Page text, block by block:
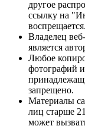
другое
ссылку на
воспрещается.
Владелец
является
Любое
фотографий
запрещено.
Материалы
лиц старше
может